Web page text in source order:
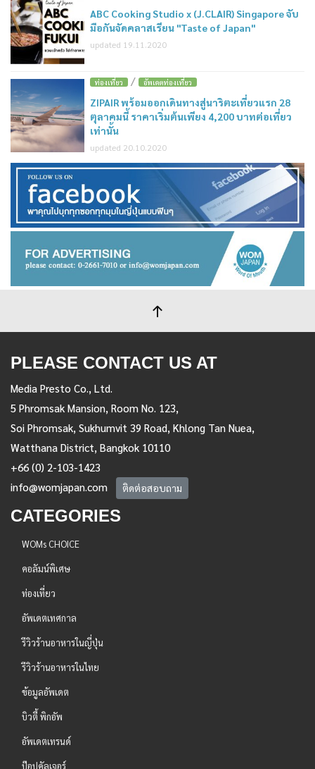
ABC Cooking Studio x (J.CLAIR) Singapore จับ
มือกันจัดคลาสเรียน "Taste of Japan"
updated 19.11.2020
ท่องเที่ยว / อัพเดตท่องเที่ยว
ZIPAIR พร้อมออกเดินทางสู่นาริตะเที่ยวแรก 28
ตุลาคมนี้ ราคาเริ่มต้นเพียง 4,200 บาทต่อเที่ยว
เท่านั้น
updated 20.10.2020
PLEASE CONTACT US AT
Media Presto Co., Ltd.
5 Phromsak Mansion, Room No. 123,
Soi Phromsak, Sukhumvit 39 Road, Khlong Tan Nuea,
Watthana District, Bangkok 10110
+66 (0) 2-103-1423
info@womjapan.com
ติดต่อสอบถาม
CATEGORIES
WOMs CHOICE
คอลัมน์พิเศษ
ท่องเที่ยว
อัพเดตเทศกาล
รีวิวร้านอาหารในญี่ปุ่น
รีวิวร้านอาหารในไทย
ข้อมูลอัพเดต
บิวตี้ พิกอัพ
อัพเดตเทรนด์
ป๊อปคัลเจอร์